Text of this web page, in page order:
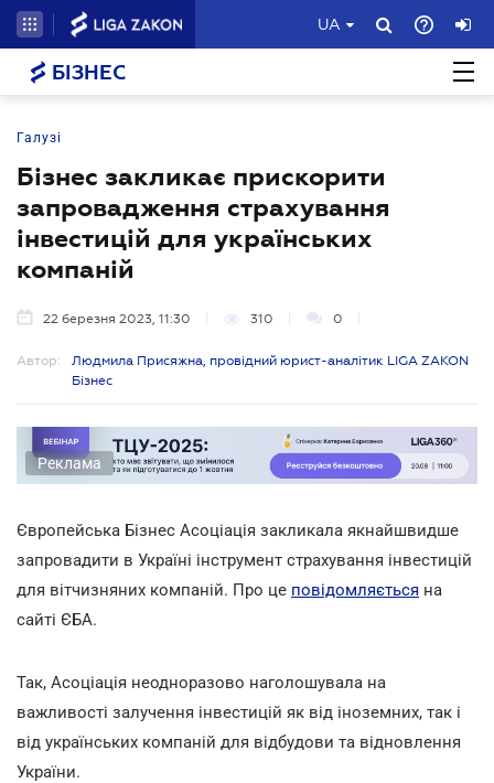
UA
БІЗНЕС
Галузі
Бізнес закликає прискорити
запровадження страхування
інвестицій для українських
компаній
22 березня 2023, 11:30 310 0
Автор:
Людмила Присяжна, провідний юрист-аналітик LIGA ZAKON
Бізнес
Реклама
Європейська Бізнес Асоціація закликала якнайшвидше
запровадити в Україні інструмент страхування інвестицій
для вітчизняних компаній. Про це повідомляється на
сайті ЄБА.
Так, Асоціація неодноразово наголошувала на
важливості залучення інвестицій як від іноземних, так і
від українських компаній для відбудови та відновлення
України.